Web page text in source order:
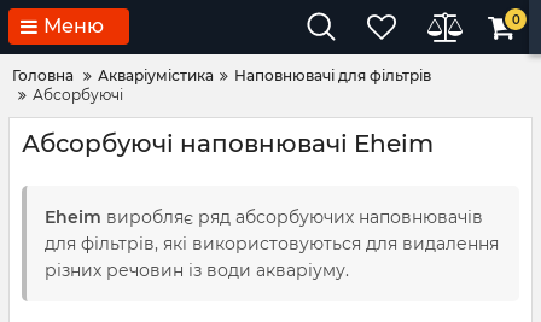
Меню 0
Головна Акваріумістика
Наповнювачі для фільтрів
Абсорбуючі
Абсорбуючі наповнювачі Eheim
Eheim виробляє ряд абсорбуючих наповнювачів
для фільтрів, які використовуються для видалення
різних речовин із води акваріуму.